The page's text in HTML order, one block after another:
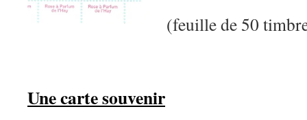
(feuille de 50
Une carte souvenir